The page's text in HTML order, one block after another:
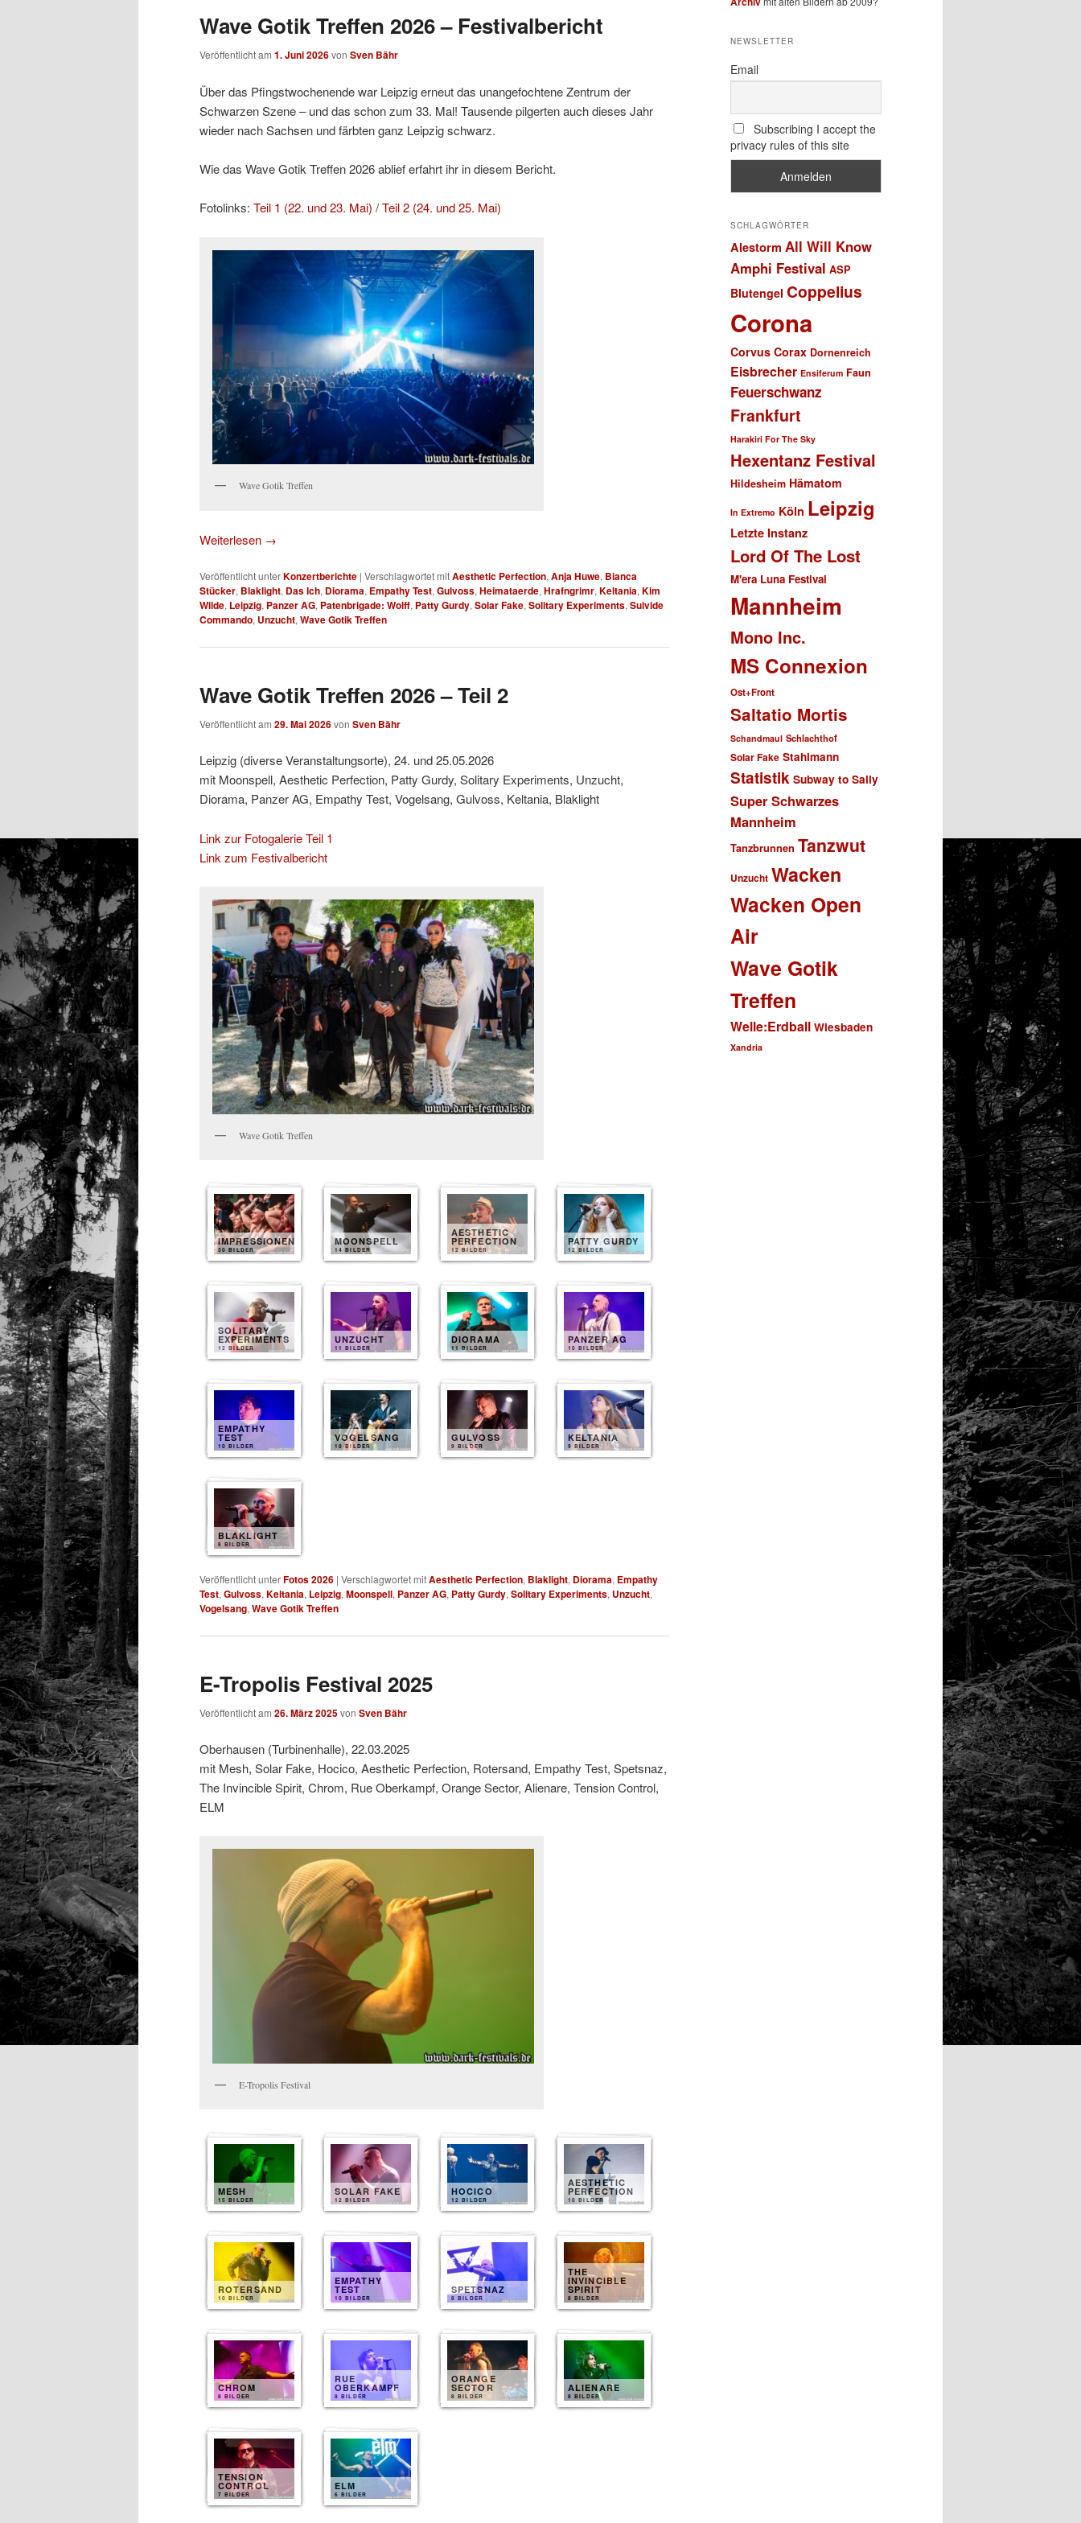
Wave Gotik Treffen 2026 – Festivalbericht
Veröffentlicht am 1. Juni 2026von Sven Bähr
Über das Pfingstwochenende war Leipzig erneut das unangefochtene Zentrum der
Schwarzen Szene – und das schon zum 33. Mal! Tausende pilgerten auch dieses Jahr
wieder nach Sachsen und färbten ganz Leipzig schwarz.
Wie das Wave Gotik Treffen 2026 ablief erfahrt ihr in diesem Bericht.
Fotolinks: Teil 1 (22. und 23. Mai) /Teil 2 (24. und 25. Mai)
Wave Gotik Treffen
Weiterlesen →
Veröffentlicht unterKonzertberichte | Verschlagwortet mitAesthetic Perfection, Anja Huwe, Bianca
Stücker, Blaklight, Das Ich, Diorama, Empathy Test, Gulvoss, Heimataerde, Hrafngrimr, Keltania, Kim
Wilde, Leipzig, Panzer AG, Patenbrigade: Wolff, Patty Gurdy, Solar Fake, Solitary Experiments, Suivide
Commando, Unzucht, Wave Gotik Treffen
Wave Gotik Treffen 2026 – Teil 2
Veröffentlicht am 29. Mai 2026von Sven Bähr
Leipzig (diverse Veranstaltungsorte), 24. und 25.05.2026
mit Moonspell, Aesthetic Perfection, Patty Gurdy, Solitary Experiments, Unzucht,
Diorama, Panzer AG, Empathy Test, Vogelsang, Gulvoss, Keltania, Blaklight
Link zur Fotogalerie Teil 1
Link zum Festivalbericht
Wave Gotik Treffen
IMPRESSIONEN
30 BILDER
MOONSPELL
14 BILDER
AESTHETIC
PERFECTION
12 BILDER
PATTY GURDY
12 BILDER
SOLITARY
EXPERIMENTS
12 BILDER
UNZUCHT
11 BILDER
DIORAMA
11 BILDER
PANZER AG
10 BILDER
EMPATHY
TEST
10 BILDER
VOGELSANG
10 BILDER
GULVOSS
9 BILDER
KELTANIA
9 BILDER
BLAKLIGHT
8 BILDER
Veröffentlicht unterFotos 2026 | Verschlagwortet mitAesthetic Perfection, Blaklight, Diorama, Empathy
Test, Gulvoss, Keltania, Leipzig, Moonspell, Panzer AG, Patty Gurdy, Solitary Experiments, Unzucht,
Vogelsang, Wave Gotik Treffen
E-Tropolis Festival 2025
Veröffentlicht am 26. März 2025von Sven Bähr
Oberhausen (Turbinenhalle), 22.03.2025
mit Mesh, Solar Fake, Hocico, Aesthetic Perfection, Rotersand, Empathy Test, Spetsnaz,
The Invincible Spirit, Chrom, Rue Oberkampf, Orange Sector, Alienare, Tension Control,
ELM
E-Tropolis Festival
MESH
15 BILDER
SOLAR FAKE
12 BILDER
HOCICO
12 BILDER
AESTHETIC
PERFECTION
10 BILDER
ROTERSAND
10 BILDER
EMPATHY
TEST
10 BILDER
SPETSNAZ
8 BILDER
THE
INVINCIBLE
SPIRIT
8 BILDER
CHROM
8 BILDER
RUE
OBERKAMPF
8 BILDER
ORANGE
SECTOR
8 BILDER
ALIENARE
8 BILDER
TENSION
CONTROL
7 BILDER
ELM
6 BILDER
NEWSLETTER
Email
Subscribing I accept the
privacy rules of this site
SCHLAGWÖRTER
Alestorm All Will Know
Amphi Festival ASP
Blutengel Coppelius
Corona
Corvus Corax Dornenreich
Eisbrecher Ensiferum Faun
Feuerschwanz
Frankfurt
Harakiri For The Sky
Hexentanz Festival
Hildesheim Hämatom
In Extremo Köln Leipzig
Letzte Instanz
Lord Of The Lost
M'era Luna Festival
Mannheim
Mono Inc.
MS Connexion
Ost+Front
Saltatio Mortis
Schandmaul Schlachthof
Solar Fake Stahlmann
Statistik Subway to Sally
Super Schwarzes
Mannheim
Tanzbrunnen Tanzwut
Unzucht Wacken
Wacken Open
Air
Wave Gotik
Treffen
Welle:Erdball Wiesbaden
Xandria